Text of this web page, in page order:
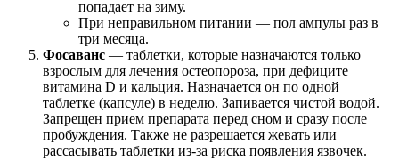
попадает на зиму.
При неправильном питании — пол ампулы раз в
три месяца.
Фосаванс — таблетки, которые назначаются только
взрослым для лечения остеопороза, при дефиците
витамина D и кальция. Назначается он по одной
таблетке (капсуле) в неделю. Запивается чистой водой.
Запрещен прием препарата перед сном и сразу после
пробуждения. Также не разрешается жевать или
рассасывать таблетки из-за риска появления язвочек.